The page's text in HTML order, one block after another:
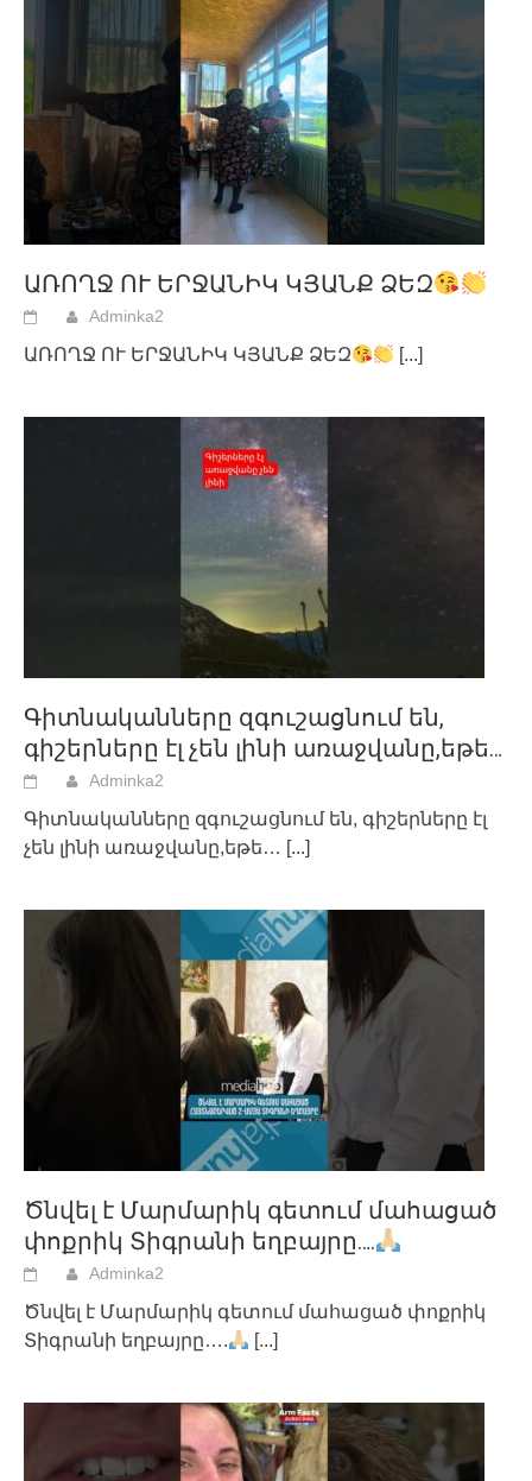
ԱՌՈՂՋ ՈՒ ԵՐՋԱՆԻԿ ԿՅԱՆՔ ՁԵԶ
Adminka2
ԱՌՈՂՋ ՈՒ ԵՐՋԱՆԻԿ ԿՅԱՆՔ ՁԵԶ [...]
Գիտնականները զգուշացնում են,
գիշերները էլ չեն լինի առաջվանը,եթե…
Adminka2
Գիտնականները զգուշացնում են, գիշերները էլ
չեն լինի առաջվանը,եթե… [...]
Ծնվել է Մարմարիկ գետում մահացած
փոքրիկ Տիգրանի եղբայրը….
Adminka2
Ծնվել է Մարմարիկ գետում մահացած փոքրիկ
Տիգրանի եղբայրը….
[...]